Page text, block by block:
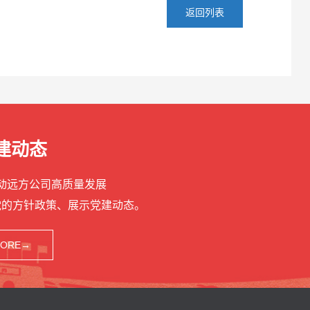
返回列表
动态
远方公司高质量发展
方针政策、展示党建动态。